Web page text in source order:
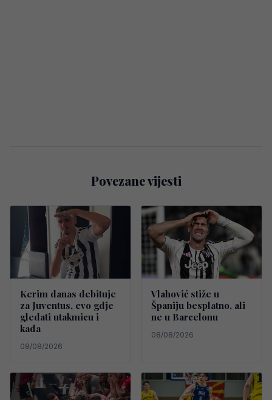
Povezane vijesti
Kerim danas debituje
za Juventus, evo gdje
gledati utakmicu i
kada
08/08/2026
Vlahović stiže u
Španiju besplatno, ali
ne u Barcelonu
08/08/2026